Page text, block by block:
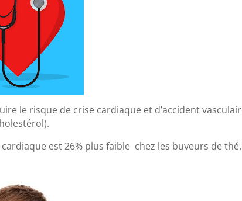
le risque de crise cardiaque et d’accident
est 26% plus faible chez les buveurs de thé.